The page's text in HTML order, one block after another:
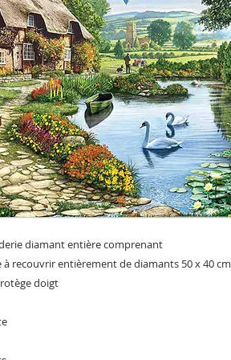
diamant entière comprenant
recouvrir entièrement de diamants 50 x 40 cm
doigt